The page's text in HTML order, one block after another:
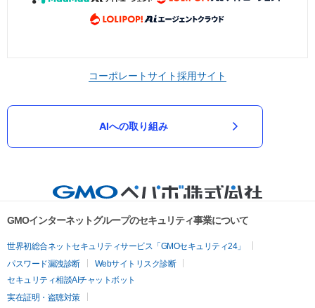
コーポレートサイト採用サイト
AIへの取り組み
GMOインターネットグループのセキュリティ事業について
世界初総合ネットセキュリティサービス「GMOセキュリティ24」
パスワード漏洩診断
Webサイトリスク診断
セキュリティ相談AIチャットボット
実在証明・盗聴対策